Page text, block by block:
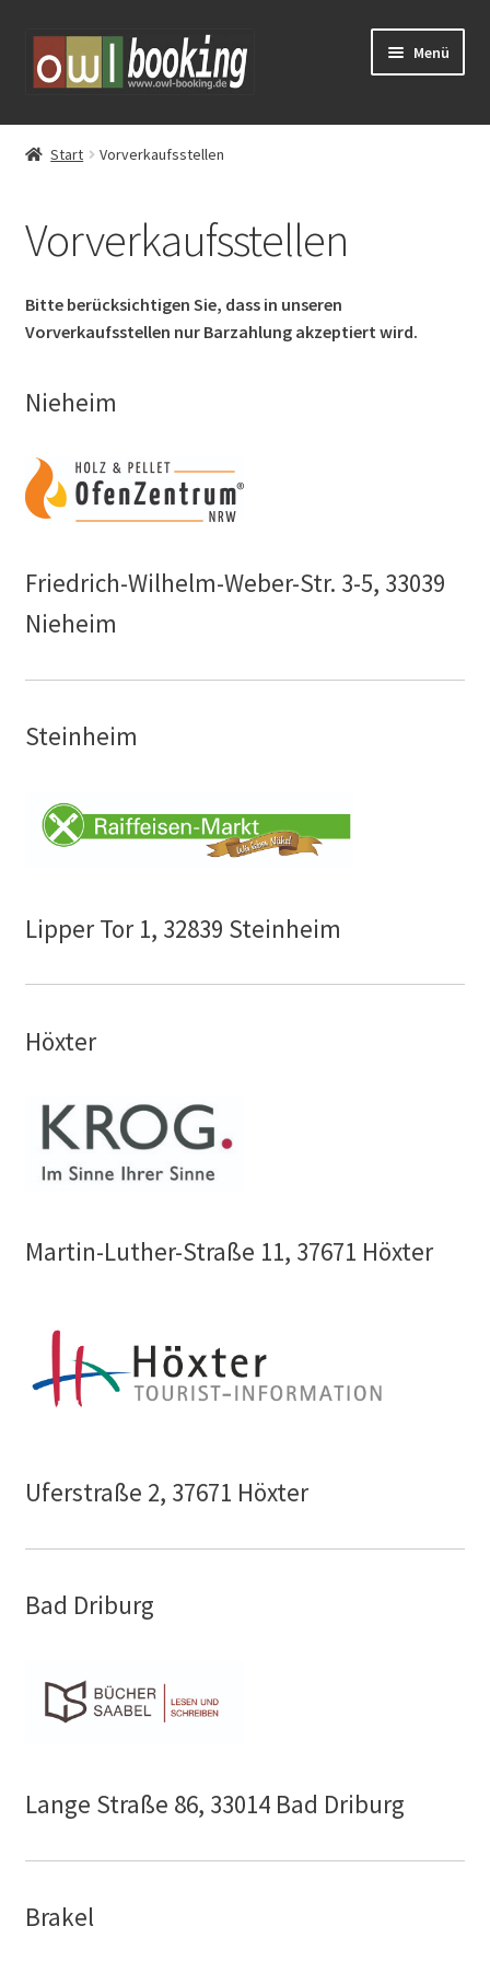
Zur
Navigation
springen
Zum
Inhalt
springen
Menü
Tickets
Vorverkauf
Eventschirme mieten
Start Vorverkaufsstellen
Vorverkaufsstellen
Bitte berücksichtigen Sie, dass in unseren
Vorverkaufsstellen nur Barzahlung akzeptiert wird.
Nieheim
Friedrich-Wilhelm-Weber-Str. 3-5, 33039
Nieheim
Steinheim
Lipper Tor 1, 32839 Steinheim
Höxter
Martin-Luther-Straße 11, 37671 Höxter
Uferstraße 2, 37671 Höxter
Bad Driburg
Lange Straße 86, 33014 Bad Driburg
Brakel